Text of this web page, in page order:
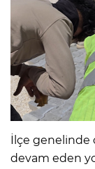
İlçe genelinde
devam eden